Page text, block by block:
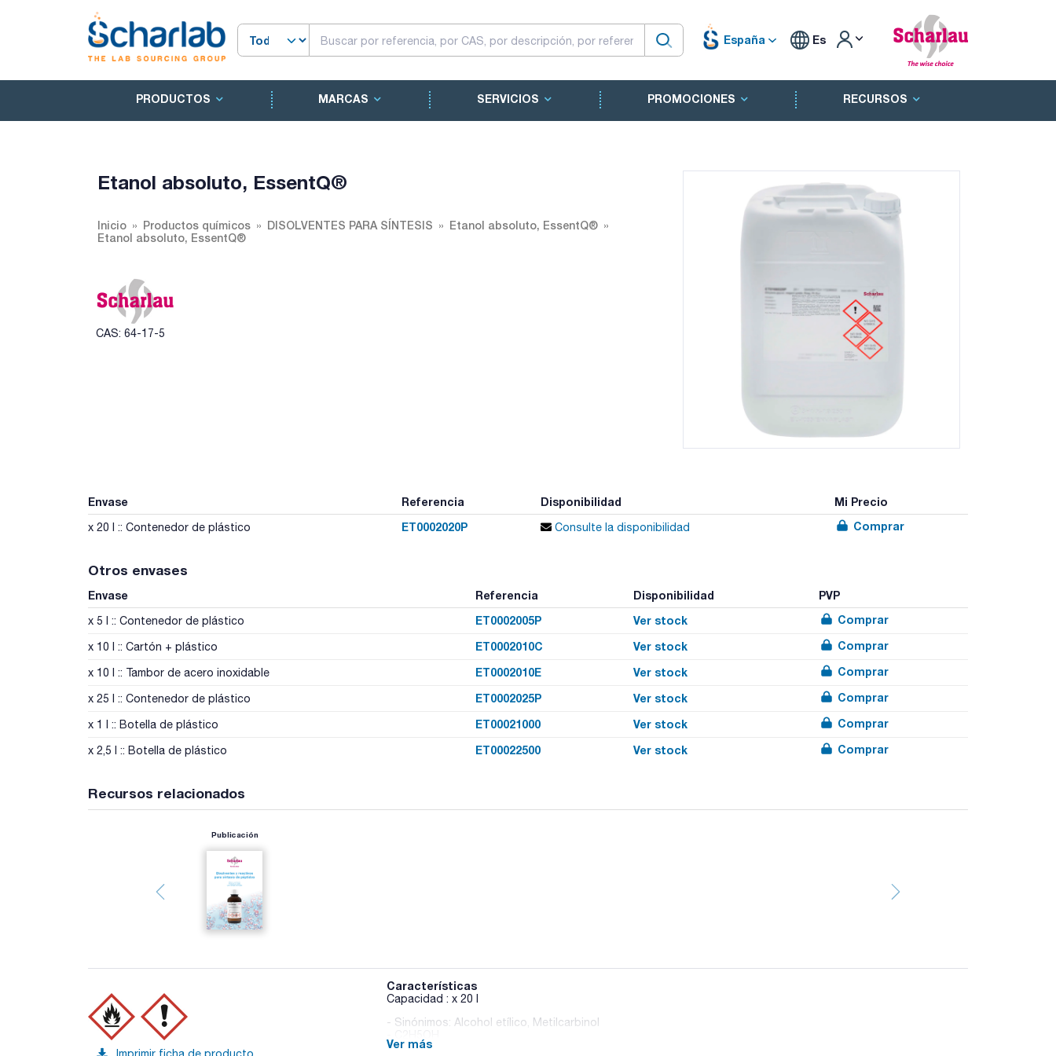
España Es
PRODUCTOS MARCAS SERVICIOS PROMOCIONES RECURSOS
Etanol absoluto, EssentQ®
Inicio Productos químicos DISOLVENTES PARA SÍNTESIS
Etanol absoluto, EssentQ®
Etanol absoluto, EssentQ®
CAS: 64-17-5
Envase Referencia Disponibilidad Mi Precio
x 20 l :: Contenedor de plástico ET0002020P Consulte la disponibilidad Comprar
Otros envases
Envase Referencia Disponibilidad PVP
x 5 l :: Contenedor de plástico ET0002005P Ver stock Comprar
x 10 l :: Cartón + plástico ET0002010C Ver stock Comprar
x 10 l :: Tambor de acero inoxidable ET0002010E Ver stock Comprar
x 25 l :: Contenedor de plástico ET0002025P Ver stock Comprar
x 1 l :: Botella de plástico ET00021000 Ver stock Comprar
x 2,5 l :: Botella de plástico ET00022500 Ver stock Comprar
Recursos relacionados
Publicación
Características
Capacidad : x 20 l
- Sinónimos: Alcohol etílico, Metilcarbinol
- M = 46,07 g/mol
Ver más